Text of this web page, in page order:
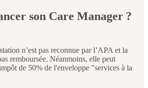
son Care Manager ?
n’est pas reconnue par l’APA et la
remboursée. Néanmoins, elle peut
de 50% de l'enveloppe "services à la